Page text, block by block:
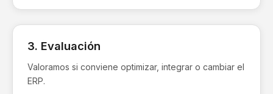
3. Evaluación
Valoramos si conviene optimizar, integrar o cambiar el
ERP.